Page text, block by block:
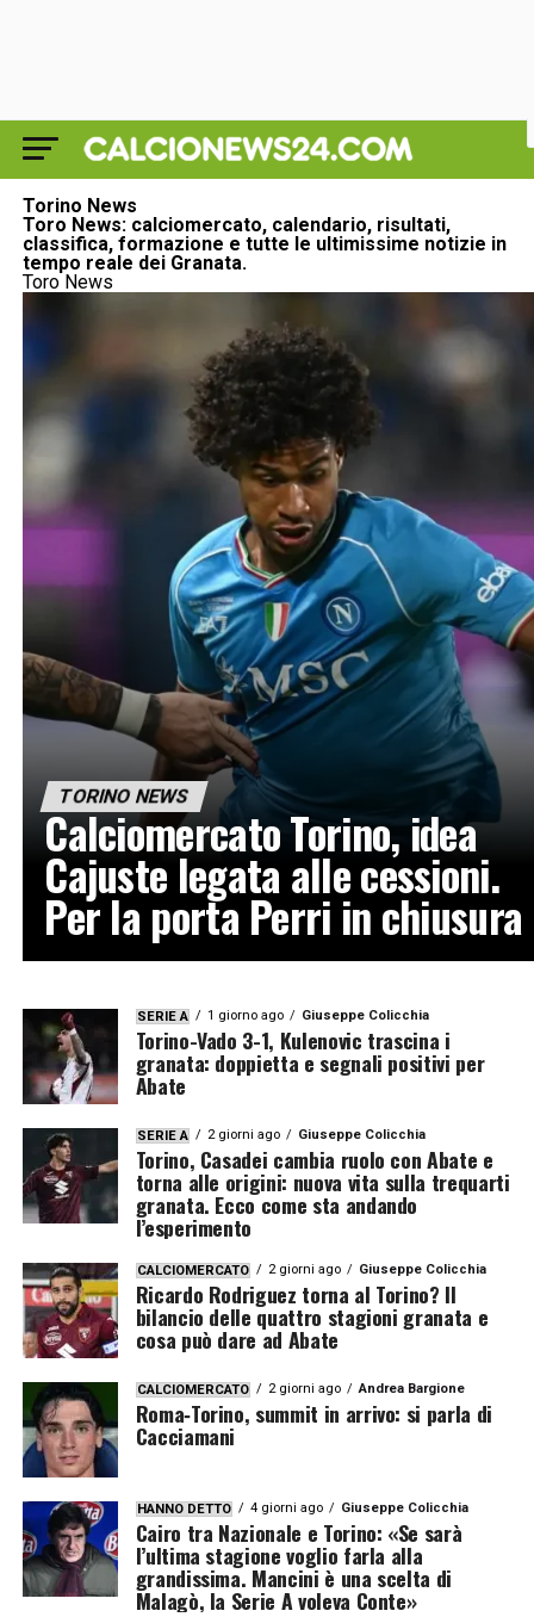
Torino News
Toro News: calciomercato, calendario, risultati,
classifica, formazione e tutte le ultimissime notizie in
tempo reale dei Granata.
Toro News
TORINO NEWS
Calciomercato Torino, idea
Cajuste legata alle cessioni.
Per la porta Perri in chiusura
SERIE A 1 giorno ago Giuseppe Colicchia
Torino-Vado 3-1, Kulenovic trascina i
granata: doppietta e segnali positivi per
Abate
SERIE A 2 giorni ago Giuseppe Colicchia
Torino, Casadei cambia ruolo con Abate e
torna alle origini: nuova vita sulla trequarti
granata. Ecco come sta andando
l’esperimento
CALCIOMERCATO 2 giorni ago Giuseppe Colicchia
Ricardo Rodriguez torna al Torino? Il
bilancio delle quattro stagioni granata e
cosa può dare ad Abate
CALCIOMERCATO 2 giorni ago Andrea Bargione
Roma‑Torino, summit in arrivo: si parla di
Cacciamani
HANNO DETTO 4 giorni ago Giuseppe Colicchia
Cairo tra Nazionale e Torino: «Se sarà
l’ultima stagione voglio farla alla
grandissima. Mancini è una scelta di
Malagò, la Serie A voleva Conte»